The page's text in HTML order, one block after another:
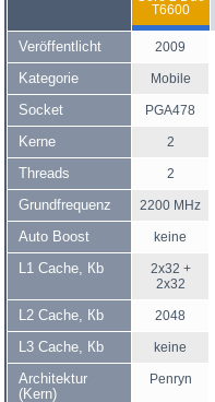
T6600
Veröffentlicht 2009
Kategorie Mobile
Socket PGA478
Kerne 2
Threads 2
Grundfrequenz 2200 MHz
Auto Boost keine
L1 Cache, Кb
2x32 +
2x32
L2 Cache, Кb 2048
L3 Cache, Кb keine
Architektur
(Kern)
Penryn